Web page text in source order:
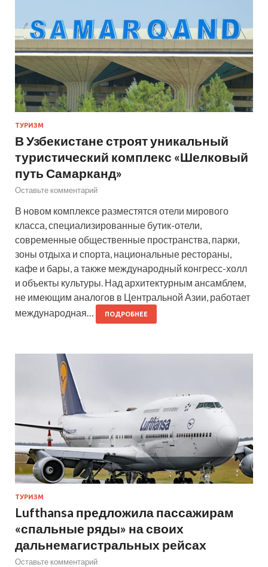
ТУРИЗМ
В Узбекистане строят уникальный
туристический комплекс «Шелковый
путь Самарканд»
Оставьте комментарий
В новом комплексе разместятся отели мирового
класса, специализированные бутик-отели,
современные общественные пространства, парки,
зоны отдыха и спорта, национальные рестораны,
кафе и бары, а также международный конгресс-холл
и объекты культуры. Над архитектурным ансамблем,
не имеющим аналогов в Центральной Азии, работает
международная…
ПОДРОБНЕЕ
ТУРИЗМ
Lufthansa предложила пассажирам
«спальные ряды» на своих
дальнемагистральных рейсах
Оставьте комментарий